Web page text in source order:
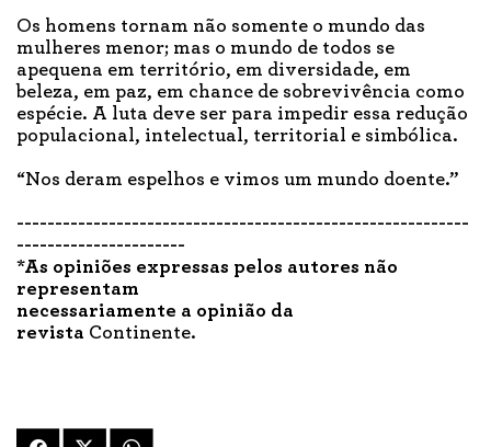
Os homens tornam não somente o mundo das
mulheres menor; mas o mundo de todos se
apequena em território, em diversidade, em
beleza, em paz, em chance de sobrevivência como
espécie. A luta deve ser para impedir essa redução
populacional, intelectual, territorial e simbólica.
“Nos deram espelhos e vimos um mundo doente.”
-----------------------------------------------------------
----------------------
*As opiniões expressas pelos autores não
representam
necessariamente a opinião da
revista Continente.